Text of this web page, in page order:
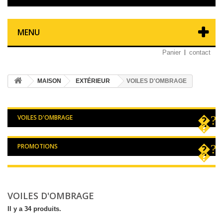
MENU
Panier contact
MAISON EXTÉRIEUR VOILES D'OMBRAGE
VOILES D'OMBRAGE
PROMOTIONS
VOILES D'OMBRAGE
Il y a 34 produits.